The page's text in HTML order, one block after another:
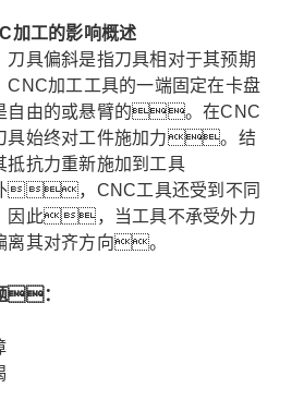
加工的影响概述
偏斜是指刀具相对于其预期
加工工具的一端固定在卡盘
由的或悬臂的。在CNC
具始终对工件施加力。结
抗力重新施加到工具
，CNC工具还受到不同
因此，当工具不承受外力
其对齐方向。
：